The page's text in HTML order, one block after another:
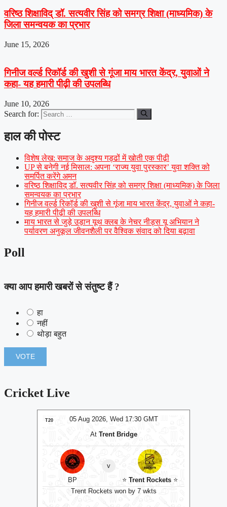
वरिष्ठ शिक्षाविद् डॉ. सत्यवीर सिंह को समग्र शिक्षा (माध्यमिक) के
जिला समन्वयक का प्रभार
June 15, 2026
गिनीज वर्ल्ड रिकॉर्ड की खुशी से गूंजा माय भारत केंद्र, युवाओं ने
कहा- यह हमारी पीढ़ी की उपलब्धि
June 10, 2026
Search for:
हाल की पोस्ट
विशेष लेख: समाज के अदृश्य गड्ढों में खोती एक पीढ़ी
UP से बनेगी नई मिसाल: अपना ‘राज्य युवा पुरस्कार’ युवा शक्ति को
समर्पित करेंगे अमन
वरिष्ठ शिक्षाविद् डॉ. सत्यवीर सिंह को समग्र शिक्षा (माध्यमिक) के जिला
समन्वयक का प्रभार
गिनीज वर्ल्ड रिकॉर्ड की खुशी से गूंजा माय भारत केंद्र, युवाओं ने कहा-
यह हमारी पीढ़ी की उपलब्धि
माय भारत से जुड़े उड़ान यूथ क्लब के नेचर नीड्स यू अभियान ने
पर्यावरण अनुकूल जीवनशैली पर वैश्विक संवाद को दिया बढ़ावा
Poll
क्या आप हमारी खबरों से संतुष्ट हैं ?
हा
नहीं
थोड़ा बहुत
Cricket Live
05 Aug 2026, Wed 17:30 GMT
T20
At Trent Bridge
BP
v
⭐ Trent Rockets ⭐
Trent Rockets won by 7 wkts